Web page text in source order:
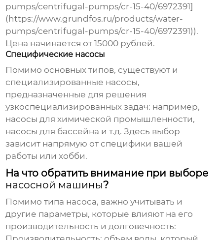
pumps/centrifugal-pumps/cr-15-40/6972391]
(https://www.grundfos.ru/products/water-
pumps/centrifugal-pumps/cr-15-40/6972391)).
Цена начинается от 15000 рублей.
Специфические насосы
Помимо основных типов, существуют и
специализированные насосы,
предназначенные для решения
узкоспециализированных задач: например,
насосы для химической промышленности,
насосы для бассейна и т.д. Здесь выбор
зависит напрямую от специфики вашей
работы или хобби.
На что обратить внимание при выборе
насосной машины?
Помимо типа насоса, важно учитывать и
другие параметры, которые влияют на его
производительность и долговечность: